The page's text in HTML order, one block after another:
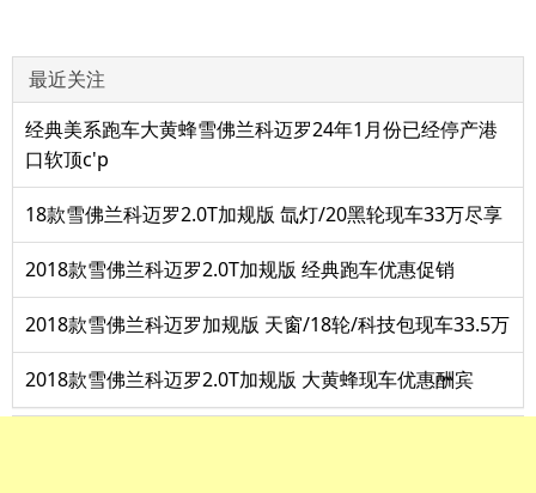
最近关注
经典美系跑车大黄蜂雪佛兰科迈罗24年1月份已经停产港
口软顶c'p
18款雪佛兰科迈罗2.0T加规版 氙灯/20黑轮现车33万尽享
2018款雪佛兰科迈罗2.0T加规版 经典跑车优惠促销
2018款雪佛兰科迈罗加规版 天窗/18轮/科技包现车33.5万
2018款雪佛兰科迈罗2.0T加规版 大黄蜂现车优惠酬宾